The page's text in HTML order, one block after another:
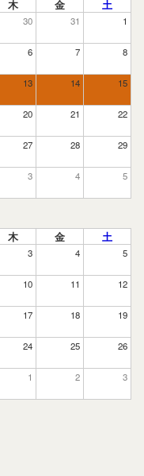
木 金 土
30 31 1
6 7 8
13 14 15
20 21 22
27 28 29
3 4 5
木 金 土
3 4 5
10 11 12
17 18 19
24 25 26
1 2 3